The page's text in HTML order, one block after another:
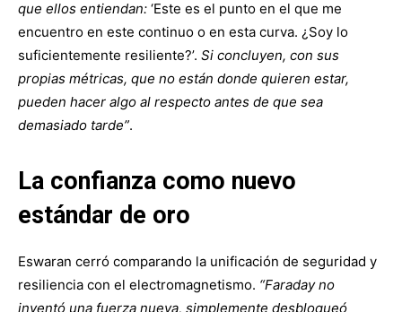
que ellos entiendan: ‘Este es el punto en el que me
encuentro en este continuo o en esta curva. ¿Soy lo
suficientemente resiliente?’. Si concluyen, con sus
propias métricas, que no están donde quieren estar,
pueden hacer algo al respecto antes de que sea
demasiado tarde”.
La confianza como nuevo
estándar de oro
Eswaran cerró comparando la unificación de seguridad y
resiliencia con el electromagnetismo. “Faraday no
inventó una fuerza nueva, simplemente desbloqueó